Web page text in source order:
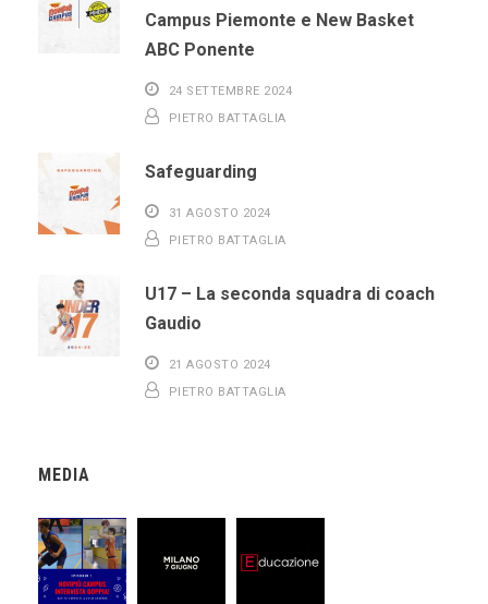
Campus Piemonte e New Basket
ABC Ponente
24 SETTEMBRE 2024
PIETRO BATTAGLIA
Safeguarding
31 AGOSTO 2024
PIETRO BATTAGLIA
U17 – La seconda squadra di coach
Gaudio
21 AGOSTO 2024
PIETRO BATTAGLIA
MEDIA